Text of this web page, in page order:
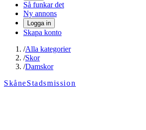
Så funkar det
Ny annons
Logga in
Skapa konto
/Alla kategorier
/Skor
/Damskor
SkåneStadsmission